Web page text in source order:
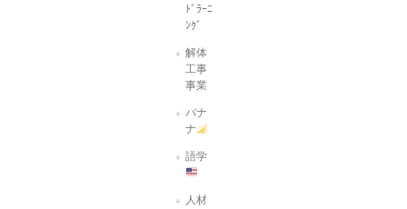
ﾄﾞﾗｰﾆ
ﾝｸﾞ
解体
工事
事業
バナ
ナ
語学
人材